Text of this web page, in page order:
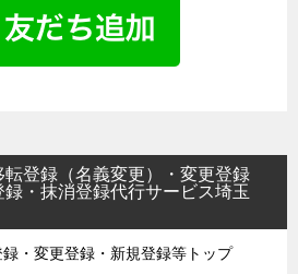
登録（名義変更）・変更登録
録・抹消登録代行サービス埼玉
・変更登録・新規登録等トップ